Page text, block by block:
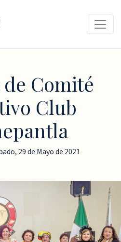
Comité
Club
29 de Mayo de 2021